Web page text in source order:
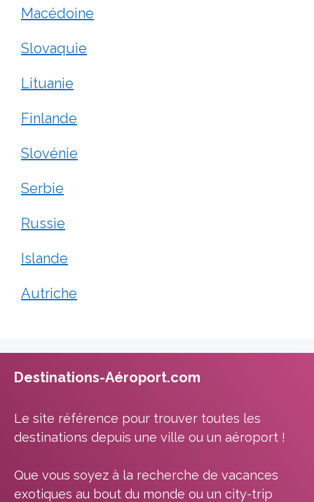
Macédoine
Slovaquie
Lituanie
Finlande
Slovénie
Serbie
Russie
Islande
Autriche
Destinations-Aéroport.com
Le site référence pour trouver toutes les
destinations depuis une ville ou un aéroport !
Que vous soyez à la recherche de vacances
exotiques au bout du monde ou un city-trip